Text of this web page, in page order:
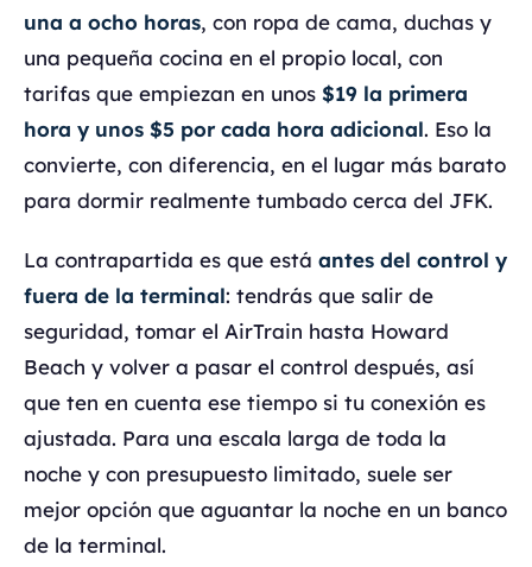
una a ocho horas, con ropa de cama, duchas y
una pequeña cocina en el propio local, con
tarifas que empiezan en unos $19 la primera
hora y unos $5 por cada hora adicional. Eso la
convierte, con diferencia, en el lugar más barato
para dormir realmente tumbado cerca del JFK.
La contrapartida es que está antes del control y
fuera de la terminal: tendrás que salir de
seguridad, tomar el AirTrain hasta Howard
Beach y volver a pasar el control después, así
que ten en cuenta ese tiempo si tu conexión es
ajustada. Para una escala larga de toda la
noche y con presupuesto limitado, suele ser
mejor opción que aguantar la noche en un banco
de la terminal.